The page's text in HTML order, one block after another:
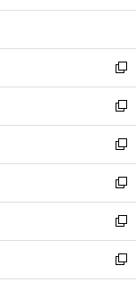
開
ウ
開
く
ン
ウ
で
開
く
ウ
ン
ド
ウ
で
開
く
新
し
い
ウ
ィ
ン
ド
ウ
で
開
く
新
し
い
ウ
ィ
ン
ド
ウ
で
開
新
し
い
ウ
ィ
ン
ド
ウ
新
し
い
ウ
ィ
ン
新
し
い
ウ
新
し